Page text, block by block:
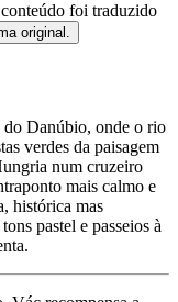
foi traduzido
original.
do Danúbio, onde o rio
verdes da paisagem
num cruzeiro
mais calmo e
histórica mas
pastel e passeios à